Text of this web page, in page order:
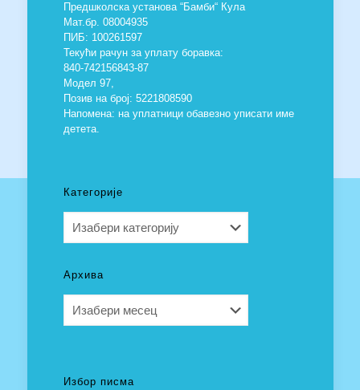
Предшколска установа “Бамби“ Кула
Мат.бр. 08004935
ПИБ: 100261597
Текући рачун за уплату боравка:
840-742156843-87
Модел 97,
Позив на број: 5221808590
Напомена: на уплатници обавезно уписати име
детета.
Категорије
Архива
Избор писма